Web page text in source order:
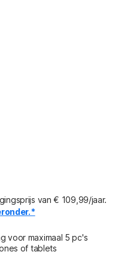
van € 109,99/jaar.
voor maximaal 5 pc's
of tablets